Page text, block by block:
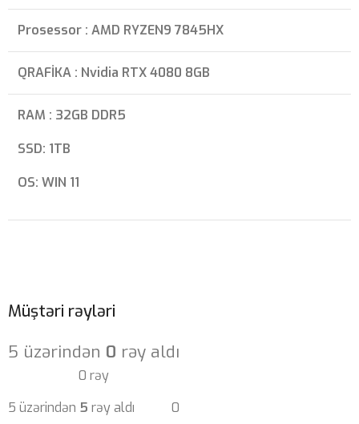
Prosessor : AMD RYZEN9 7845HX
QRAFİKA : Nvidia RTX 4080 8GB
RAM : 32GB DDR5
SSD: 1TB
OS: WIN 11
Müştəri rəyləri
5 üzərindən 0 rəy aldı
0 rəy
5 üzərindən 5 rəy aldı 0